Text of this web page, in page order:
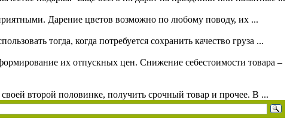
Дарение цветов возможно по любому поводу, их ...
тогда, когда потребуется сохранить качество груза ...
их отпускных цен. Снижение себестоимости товара –
второй половинке, получить срочный товар и прочее. В ...